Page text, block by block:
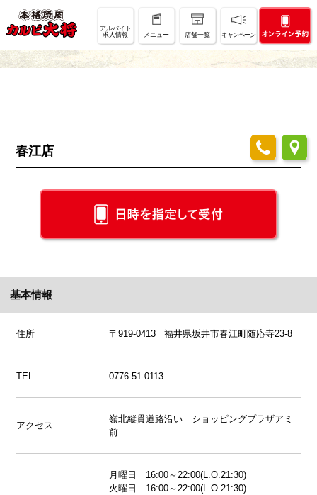
アルバイト
求人情報
メニュー 店舗一覧 キャンペーン
店舗情報
SHOP INFO
春江店
基本情報
住所 〒919-0413 福井県坂井市春江町随応寺23-8
TEL 0776-51-0113
アクセス
嶺北縦貫道路沿い ショッピングプラザアミ
前
月曜日 16:00～22:00(L.O.21:30)
火曜日 16:00～22:00(L.O.21:30)